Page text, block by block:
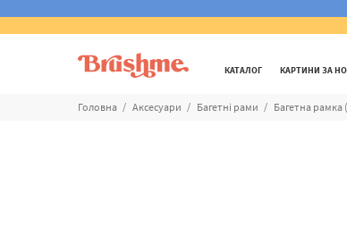
КАТАЛОГ КАРТИНИ ЗА
Головна Аксесуари Багетні рами Багетна рамка